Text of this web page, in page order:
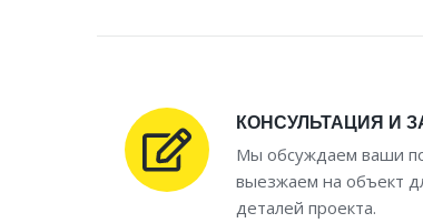
КОНСУЛЬТАЦИЯ И
Мы обсуждаем ваши
выезжаем на объект
деталей проекта.